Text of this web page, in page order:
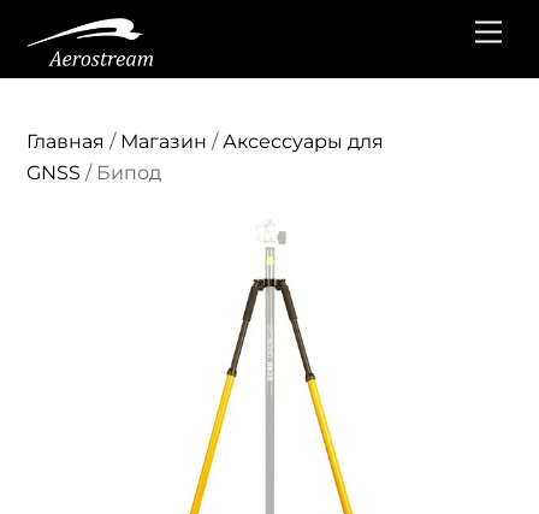
содержанию
Главная / Магазин /Аксессуары для
GNSS / Бипод